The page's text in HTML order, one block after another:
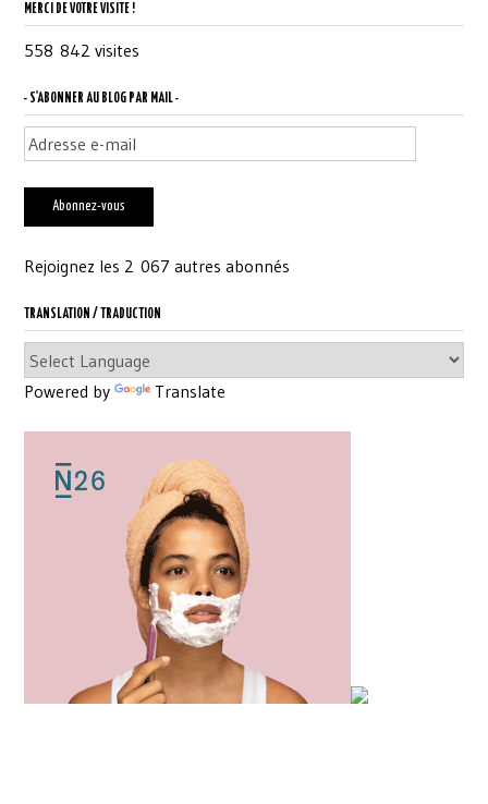
MERCI DE VOTRE VISITE !
558 842 visites
- S'ABONNER AU BLOG PAR MAIL -
Adresse
e-
mail
Abonnez-vous
Rejoignez les 2 067 autres abonnés
TRANSLATION / TRADUCTION
Powered by Translate